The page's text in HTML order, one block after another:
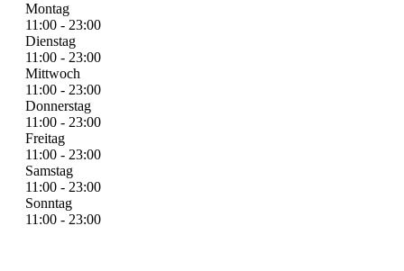
Montag
11:00 - 23:00
Dienstag
11:00 - 23:00
Mittwoch
11:00 - 23:00
Donnerstag
11:00 - 23:00
Freitag
11:00 - 23:00
Samstag
11:00 - 23:00
Sonntag
11:00 - 23:00